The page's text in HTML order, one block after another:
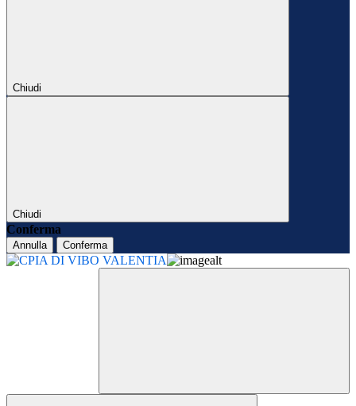
Chiudi
Chiudi
Conferma
Annulla Conferma